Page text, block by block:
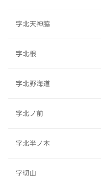
字北天神脇
字北根
字北野海道
字北ノ前
字北半ノ木
字切山